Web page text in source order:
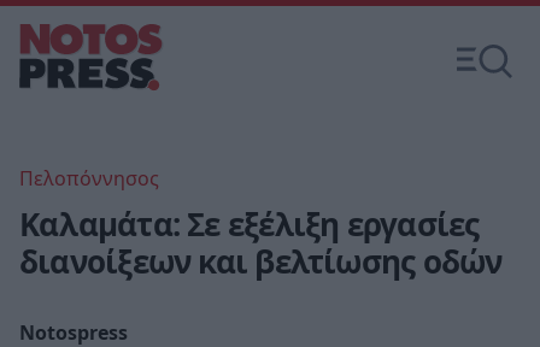
Πελοπόννησος
Καλαμάτα: Σε εξέλιξη εργασίες
διανοίξεων και βελτίωσης οδών
Notospress